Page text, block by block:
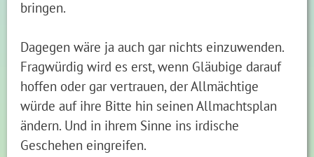
bringen.
Dagegen wäre ja auch gar nichts einzuwenden.
Fragwürdig wird es erst, wenn Gläubige darauf
hoffen oder gar vertrauen, der Allmächtige
würde auf ihre Bitte hin seinen Allmachtsplan
ändern. Und in ihrem Sinne ins irdische
Geschehen eingreifen.